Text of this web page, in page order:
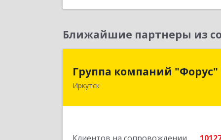
Ближайшие партнеры из
Группа компаний "Форус"
Иркутск
Группа компаний "Форус"
664007, Иркутская обл, Иркутск г,